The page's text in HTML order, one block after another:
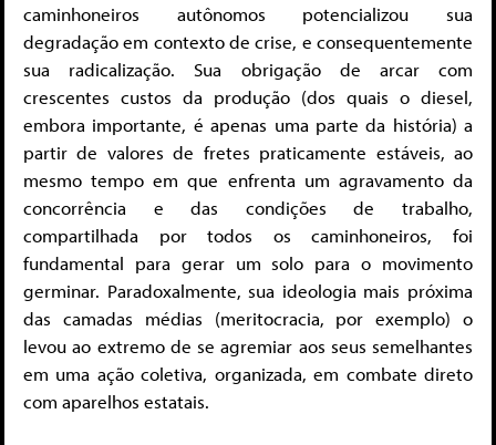
caminhoneiros autônomos potencializou sua
degradação em contexto de crise, e consequentemente
sua radicalização. Sua obrigação de arcar com
crescentes custos da produção (dos quais o diesel,
embora importante, é apenas uma parte da história) a
partir de valores de fretes praticamente estáveis, ao
mesmo tempo em que enfrenta um agravamento da
concorrência e das condições de trabalho,
compartilhada por todos os caminhoneiros, foi
fundamental para gerar um solo para o movimento
germinar. Paradoxalmente, sua ideologia mais próxima
das camadas médias (meritocracia, por exemplo) o
levou ao extremo de se agremiar aos seus semelhantes
em uma ação coletiva, organizada, em combate direto
com aparelhos estatais.